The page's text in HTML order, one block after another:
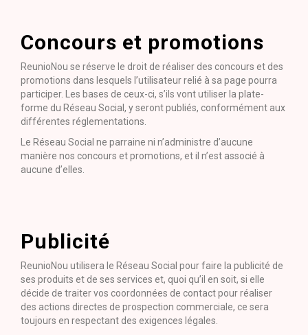
Concours et promotions
ReunioNou se réserve le droit de réaliser des concours et des
promotions dans lesquels l’utilisateur relié à sa page pourra
participer. Les bases de ceux-ci, s’ils vont utiliser la plate-
forme du Réseau Social, y seront publiés, conformément aux
différentes réglementations.
Le Réseau Social ne parraine ni n’administre d’aucune
manière nos concours et promotions, et il n’est associé à
aucune d’elles.
Publicité
ReunioNou utilisera le Réseau Social pour faire la publicité de
ses produits et de ses services et, quoi qu’il en soit, si elle
décide de traiter vos coordonnées de contact pour réaliser
des actions directes de prospection commerciale, ce sera
toujours en respectant des exigences légales.